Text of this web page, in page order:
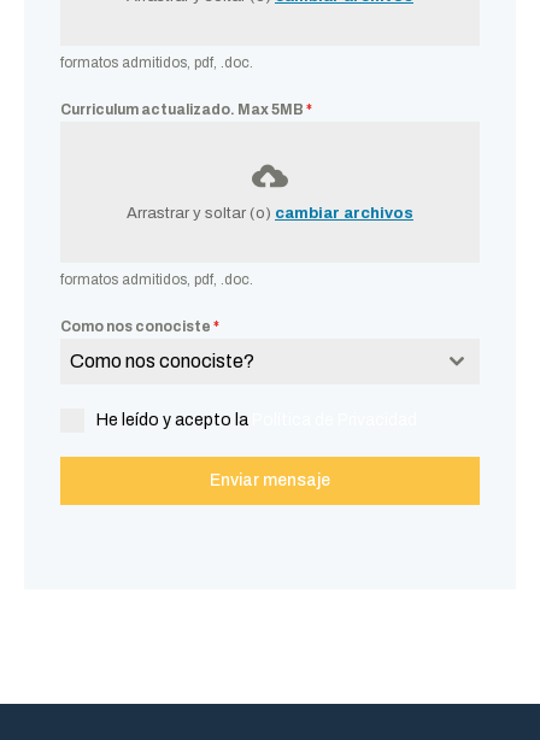
formatos admitidos, pdf, .doc.
Curriculum actualizado. Max 5MB *
Arrastrar y soltar (o) cambiar archivos
formatos admitidos, pdf, .doc.
Como nos conociste *
Como nos conociste?
He leído y acepto la
Enviar mensaje